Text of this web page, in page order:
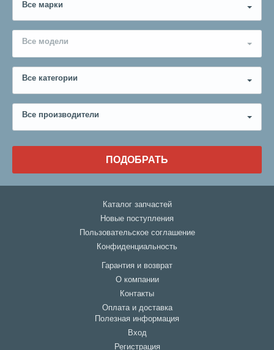
Все марки
Все модели
Все категории
Все производители
ПОДОБРАТЬ
Каталог запчастей
Новые поступления
Пользовательское соглашение
Конфиденциальность
Гарантия и возврат
О компании
Контакты
Оплата и доставка
Полезная информация
Вход
Регистрация